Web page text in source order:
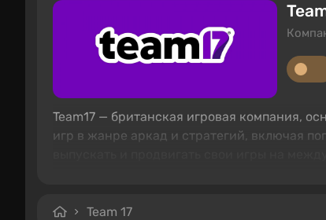
Team17 — британская игровая компания,
игр в жанре аркад и стратегий, включая
Team 17